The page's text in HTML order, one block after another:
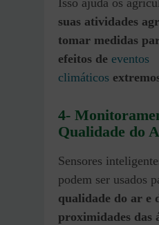
Isso ajuda os
suas atividades
tomar medidas
efeitos de eventos
climáticos
4-
Qualidade do
Sensores
podem ser usados
qualidade do ar e
proximidades das